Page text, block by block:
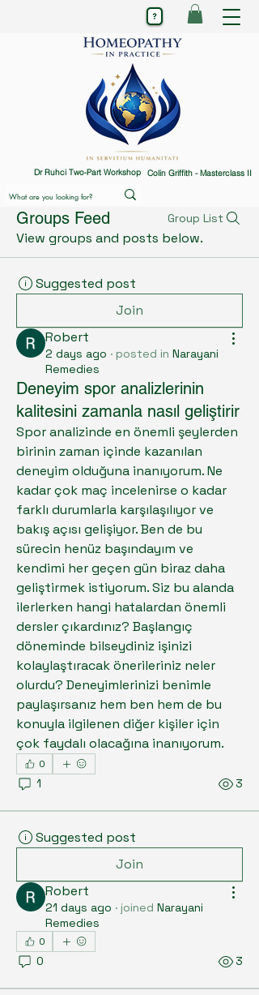
Dr Ruhci Two-Part Workshop Colin Griffith - Masterclass II
Groups Feed Group List
View groups and posts below.
Suggested post
Join
Robert
2 days ago · posted in Narayani
Remedies
Deneyim spor analizlerinin
kalitesini zamanla nasıl geliştirir
Spor analizinde en önemli şeylerden
birinin zaman içinde kazanılan
deneyim olduğuna inanıyorum. Ne
kadar çok maç incelenirse o kadar
farklı durumlarla karşılaşılıyor ve
bakış açısı gelişiyor. Ben de bu
sürecin henüz başındayım ve
kendimi her geçen gün biraz daha
geliştirmek istiyorum. Siz bu alanda
ilerlerken hangi hatalardan önemli
dersler çıkardınız? Başlangıç
döneminde bilseydiniz işinizi
kolaylaştıracak önerileriniz neler
olurdu? Deneyimlerinizi benimle
paylaşırsanız hem ben hem de bu
konuyla ilgilenen diğer kişiler için
çok faydalı olacağına inanıyorum.
0
1 3
Suggested post
Join
Robert
21 days ago · joined Narayani
Remedies
0
0 3